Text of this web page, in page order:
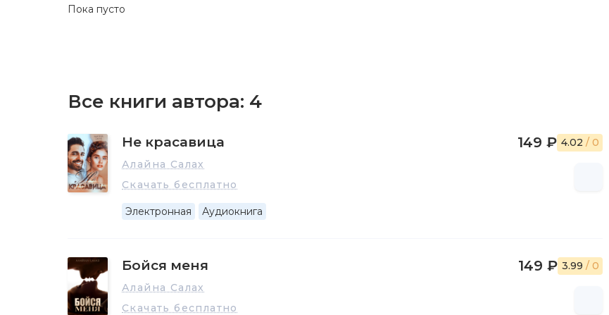
Пока пусто
Все книги автора: 4
Не красавица
Алайна Салах
Скачать бесплатно
Электронная Аудиокнига
149 ₽ 4.02 / 0
Бойся меня
Алайна Салах
Скачать бесплатно
149 ₽ 3.99 / 0